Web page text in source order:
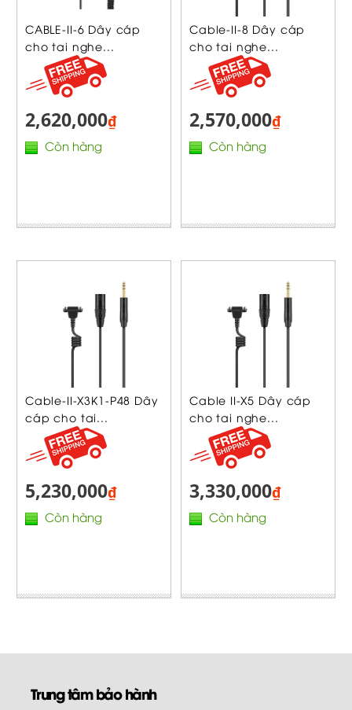
CABLE-II-6 Dây cáp
cho tai nghe...
2,620,000₫
Còn hàng
Cable-II-8 Dây cáp
cho tai nghe...
2,570,000₫
Còn hàng
Cable-II-X3K1-P48 Dây
cáp cho tai...
5,230,000₫
Còn hàng
Cable II-X5 Dây cáp
cho tai nghe...
3,330,000₫
Còn hàng
Trung tâm bảo hành